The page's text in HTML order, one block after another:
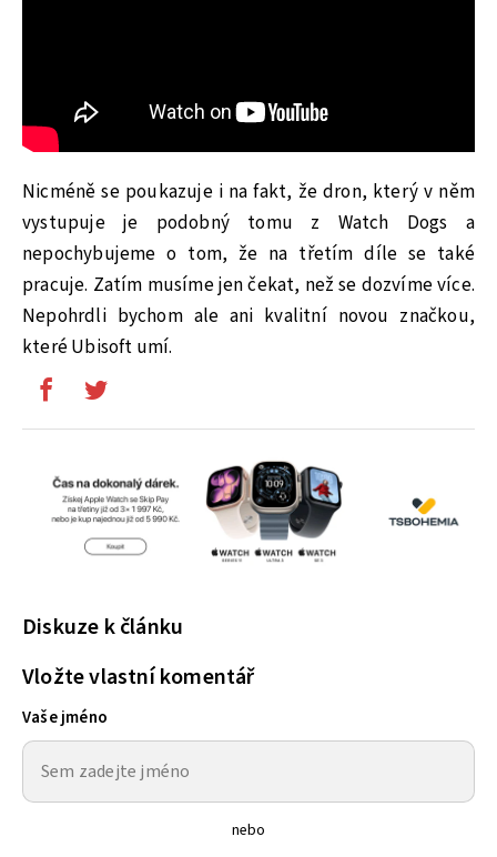
Nicméně se poukazuje i na fakt, že dron, který v něm
vystupuje je podobný tomu z Watch Dogs a
nepochybujeme o tom, že na třetím díle se také
pracuje. Zatím musíme jen čekat, než se dozvíme více.
Nepohrdli bychom ale ani kvalitní novou značkou,
které Ubisoft umí.
Diskuze k článku
Vložte vlastní komentář
Vaše jméno
nebo